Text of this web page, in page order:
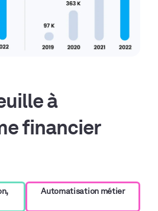
à
financier
Automatisation métier